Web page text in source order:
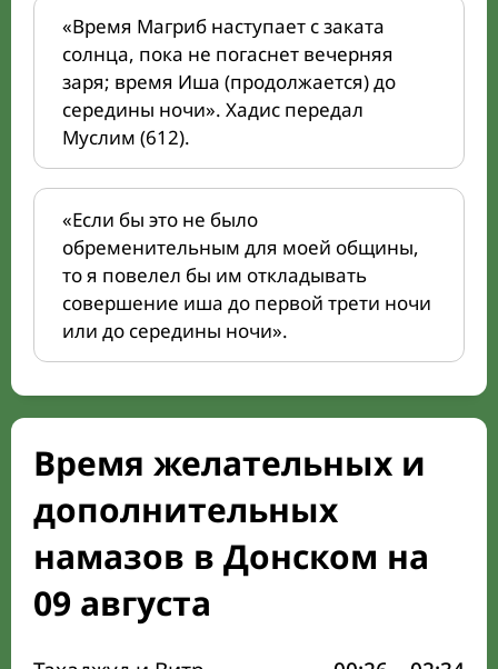
«Время Магриб наступает с заката
солнца, пока не погаснет вечерняя
заря; время Иша (продолжается) до
середины ночи». Хадис передал
Муслим (612).
«Если бы это не было
обременительным для моей общины,
то я повелел бы им откладывать
совершение иша до первой трети ночи
или до середины ночи».
Время желательных и
дополнительных
намазов в Донском на
09 августа